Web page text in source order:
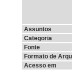
Assuntos
Categoria
Fonte
Formato de
Acesso em